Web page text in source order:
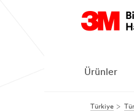
Ürünler
Türkiye